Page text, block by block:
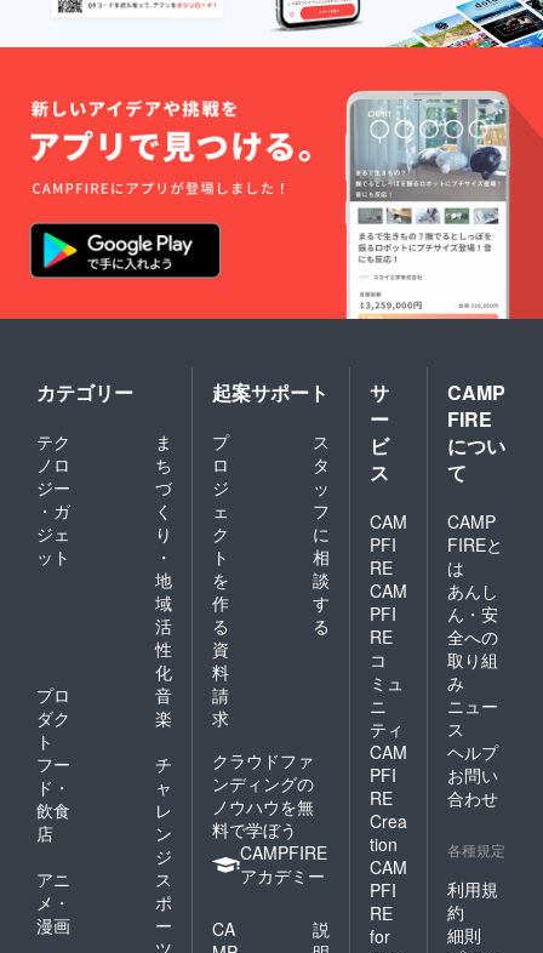
カテゴリー
テク
ノロ
ジー
・ガ
ジェ
ット
ま
ち
づ
く
り
・
地
域
活
性
化
プロ
ダク
ト
音
楽
フー
ド・
飲食
店
チ
ャ
レ
ン
ジ
アニ
メ・
漫画
ス
ポ
ー
ツ
起案サポート
プ
ロ
ジ
ェ
ク
ト
を
作
る
ス
タ
ッ
フ
に
相
談
す
る
資
料
請
求
クラウドファ
ンディングの
ノウハウを無
料で学ぼう
CAMPFIRE
アカデミー
CA
説
サ
ー
ビ
ス
CAM
PFI
RE
CAM
PFI
RE
コ
ミュ
ニ
ティ
CAM
PFI
RE
Crea
tion
CAM
PFI
RE
for
CAMP
FIRE
につい
て
CAMP
FIREと
は
あんし
ん・安
全への
取り組
み
ニュー
ス
ヘルプ
お問い
合わせ
各種規定
利用規
約
細則